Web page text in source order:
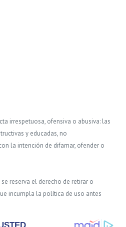
irrespetuosa, ofensiva o abusiva: las
y educadas, no
la intención de difamar, ofender o
reserva el derecho de retirar o
incumpla la política de uso antes